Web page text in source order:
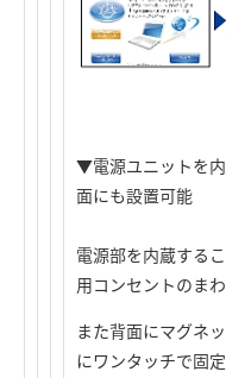
▼電源ユニットを
面にも設置可能
電源部を内蔵する
用コンセントのま
また背面にマグネ
にワンタッチで固